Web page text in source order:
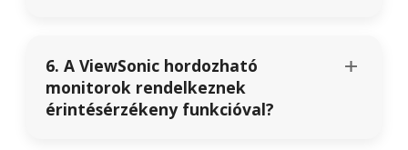
6. A ViewSonic hordozható
monitorok rendelkeznek
érintésérzékeny funkcióval?